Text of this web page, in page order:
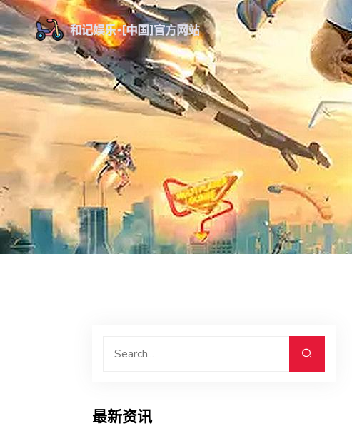
最新资讯